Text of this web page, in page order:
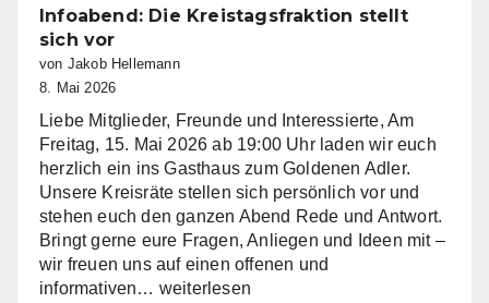
Miltenberg
nimmt
Arbeit
auf
Infoabend: Die Kreistagsfraktion stellt
sich vor
von Jakob Hellemann
8. Mai 2026
Liebe Mitglieder, Freunde und Interessierte, Am
Freitag, 15. Mai 2026 ab 19:00 Uhr laden wir euch
herzlich ein ins Gasthaus zum Goldenen Adler.
Unsere Kreisräte stellen sich persönlich vor und
stehen euch den ganzen Abend Rede und Antwort.
Bringt gerne eure Fragen, Anliegen und Ideen mit –
wir freuen uns auf einen offenen und
informativen… Infoabend:
weiterlesen